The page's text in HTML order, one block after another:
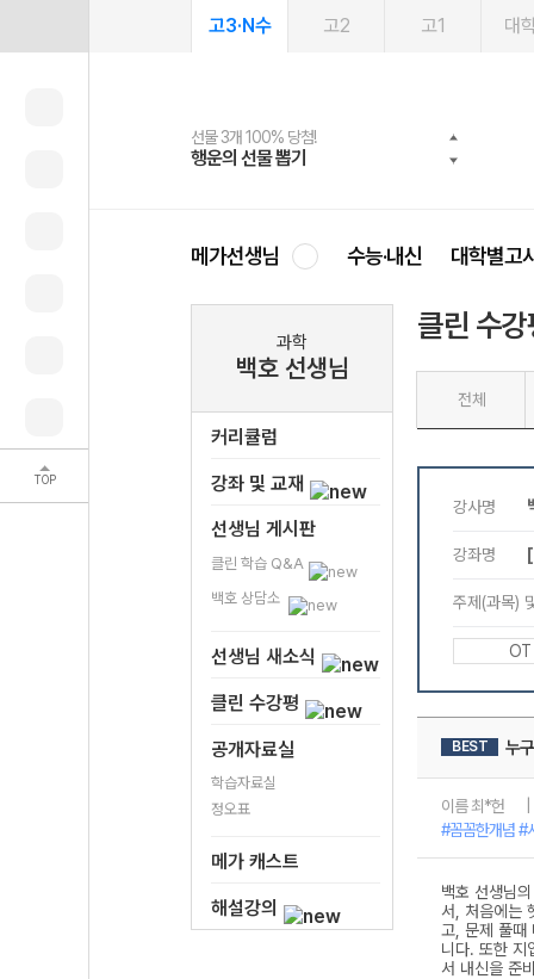
TOP
고3·N수 고2 고1 대
선물 3개 100% 당첨!
행운의 선물 뽑기
선물 100% 증정!
메가스터디 X 올리브
여름방학 스터디 캐시백
메가런 썸머스쿨
2027 러셀 단과
강사 공개선발
스마트러닝앱
설문 EVENT
메가패스
3일 무료 체험권
메가패스 수강생 무료혜택!
메가클럽 멤버십
사회공헌 캠페인
희망이룸 메가나눔
메가선생님 수능·내신 대학별고
과학
백호 선생님
커리큘럼
강좌 및 교재
선생님 게시판
클린 학습 Q&A
백호 상담소
선생님 새소식
클린 수강평
공개자료실
학습자료실
정오표
메가 캐스트
해설강의
클린 수강
전체